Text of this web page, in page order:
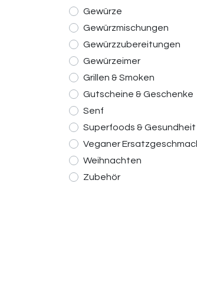
Gewürze
Gewürzmischungen
Gewürzzubereitungen
Gewürzeimer
Grillen & Smoken
Gutscheine & Geschenke
Senf
Superfoods & Gesundheit
Veganer
Weihnachten
Zubehör